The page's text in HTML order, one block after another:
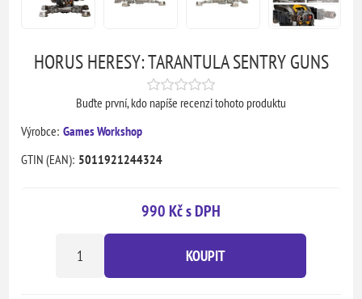
HORUS HERESY: TARANTULA SENTRY GUNS
Buďte první, kdo napíše recenzi tohoto produktu
Výrobce: Games Workshop
GTIN (EAN): 5011921244324
990 Kč s DPH
KOUPIT